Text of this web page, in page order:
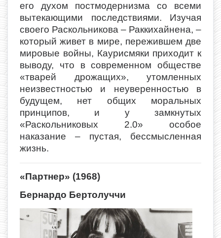
его духом постмодернизма со всеми
вытекающими последствиями. Изучая
своего Раскольникова – Раккихайнена, –
который живет в мире, пережившем две
мировые войны, Каурисмяки приходит к
выводу, что в современном обществе
«тварей дрожащих», утомленных
неизвестностью и неуверенностью в
будущем, нет общих моральных
принципов, и у замкнутых
«Раскольниковых 2.0» особое
наказание – пустая, бессмысленная
жизнь.
«Партнер» (1968)
Бернардо Бертолуччи